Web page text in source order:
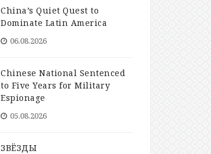
China’s Quiet Quest to
Dominate Latin America
06.08.2026
Chinese National Sentenced
to Five Years for Military
Espionage
05.08.2026
ЗВЁЗДЫ